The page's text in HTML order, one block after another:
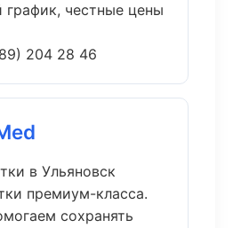
график, честные цены
204 28 46
в Ульяновск
премиум-класса.
сохранять